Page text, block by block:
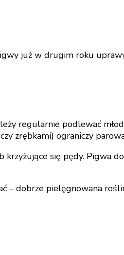
już w drugim roku
regularnie podlewać
zrębkami) ograniczy
się pędy. Pigwa
– dobrze pielęgnowana